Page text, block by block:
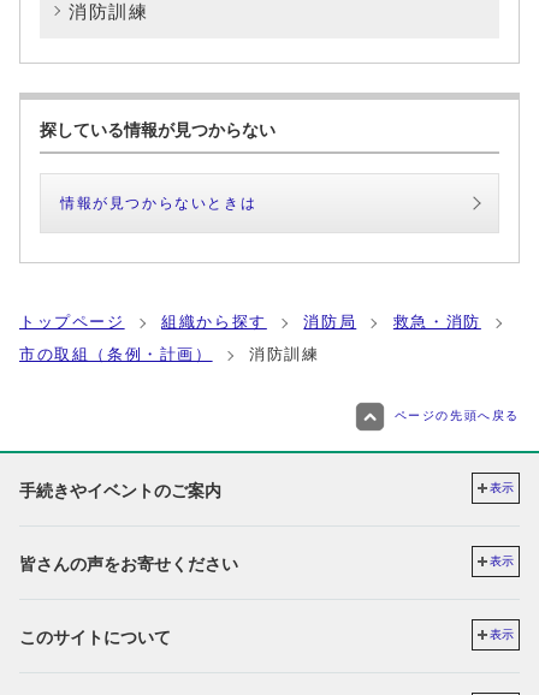
消防訓練
探している情報が見つからない
情報が見つからないときは
トップページ 組織から探す 消防局
救急・消防
市の取組（条例・計画）
消防訓練
ページの先頭へ戻る
手続きやイベントのご案内 表示
皆さんの声をお寄せください 表示
このサイトについて 表示